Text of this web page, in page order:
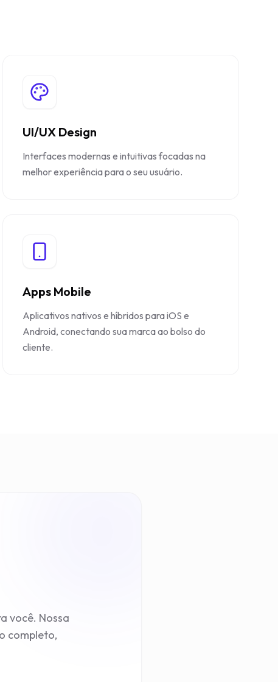
UI/UX Design
Interfaces modernas e intuitivas focadas na
melhor experiência para o seu usuário.
Apps Mobile
Aplicativos nativos e híbridos para iOS e
Android, conectando sua marca ao bolso do
cliente.
você. Nossa
completo,